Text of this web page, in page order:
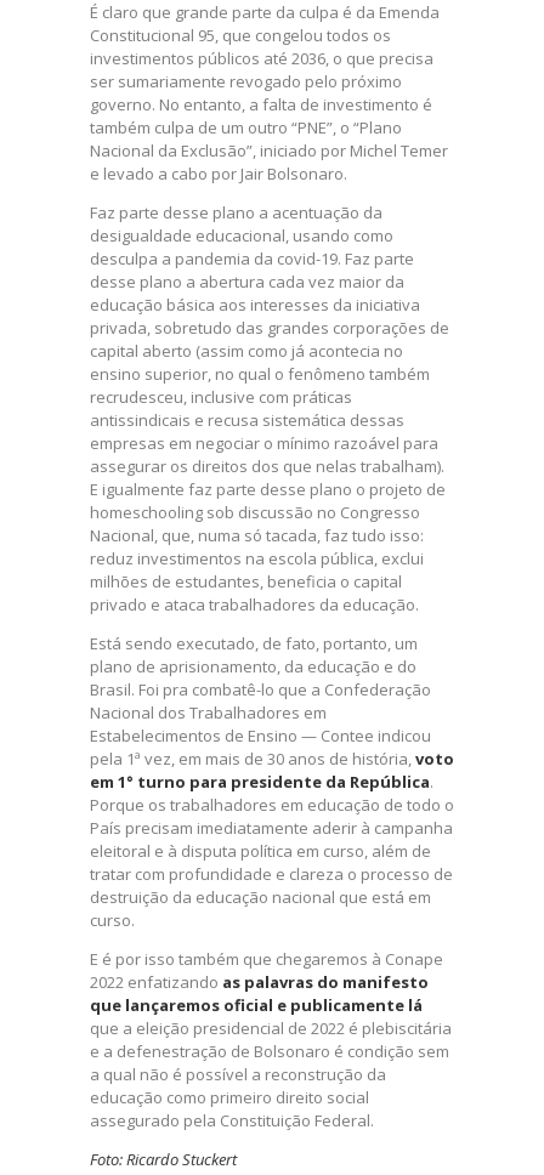
É claro que grande parte da culpa é da Emenda
Constitucional 95, que congelou todos os
investimentos públicos até 2036, o que precisa
ser sumariamente revogado pelo próximo
governo. No entanto, a falta de investimento é
também culpa de um outro “PNE”, o “Plano
Nacional da Exclusão”, iniciado por Michel Temer
e levado a cabo por Jair Bolsonaro.
Faz parte desse plano a acentuação da
desigualdade educacional, usando como
desculpa a pandemia da covid-19. Faz parte
desse plano a abertura cada vez maior da
educação básica aos interesses da iniciativa
privada, sobretudo das grandes corporações de
capital aberto (assim como já acontecia no
ensino superior, no qual o fenômeno também
recrudesceu, inclusive com práticas
antissindicais e recusa sistemática dessas
empresas em negociar o mínimo razoável para
assegurar os direitos dos que nelas trabalham).
E igualmente faz parte desse plano o projeto de
homeschooling sob discussão no Congresso
Nacional, que, numa só tacada, faz tudo isso:
reduz investimentos na escola pública, exclui
milhões de estudantes, beneficia o capital
privado e ataca trabalhadores da educação.
Está sendo executado, de fato, portanto, um
plano de aprisionamento, da educação e do
Brasil. Foi pra combatê-lo que a Confederação
Nacional dos Trabalhadores em
Estabelecimentos de Ensino — Contee indicou
pela 1ª vez, em mais de 30 anos de história,voto
em 1° turno para presidente da República.
Porque os trabalhadores em educação de todo o
País precisam imediatamente aderir à campanha
eleitoral e à disputa política em curso, além de
tratar com profundidade e clareza o processo de
destruição da educação nacional que está em
curso.
E é por isso também que chegaremos à Conape
2022 enfatizando as palavras do manifesto
que lançaremos oficial e publicamente lá
que a eleição presidencial de 2022 é plebiscitária
e a defenestração de Bolsonaro é condição sem
a qual não é possível a reconstrução da
educação como primeiro direito social
assegurado pela Constituição Federal.
Foto: Ricardo Stuckert